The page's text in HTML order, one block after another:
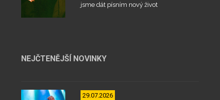
jsme dát písním nový život
NEJČTENĚJŠÍ NOVINKY
29.07.2026